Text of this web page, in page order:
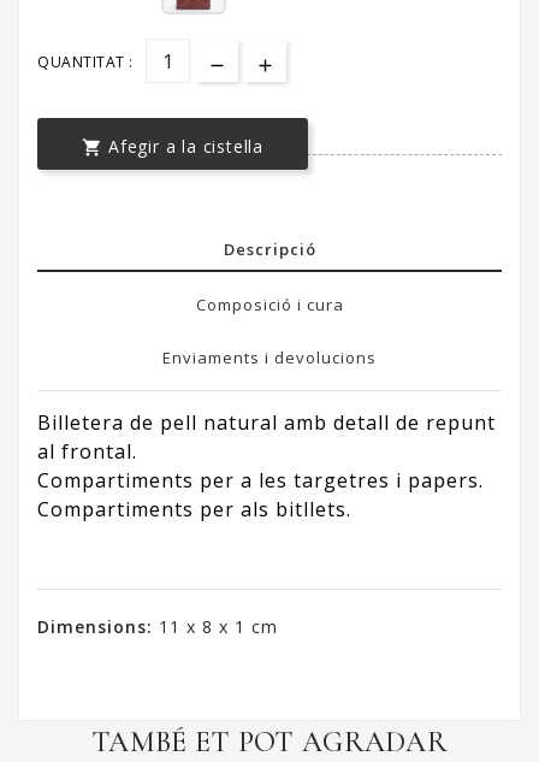
QUANTITAT :
 Afegir a la cistella
Descripció
Composició i cura
Enviaments i devolucions
Billetera de pell natural amb detall de repunt
al frontal.
Compartiments per a les targetres i papers.
Compartiments per als bitllets.
Dimensions: 11 x 8 x 1 cm
TAMBÉ ET POT AGRADAR